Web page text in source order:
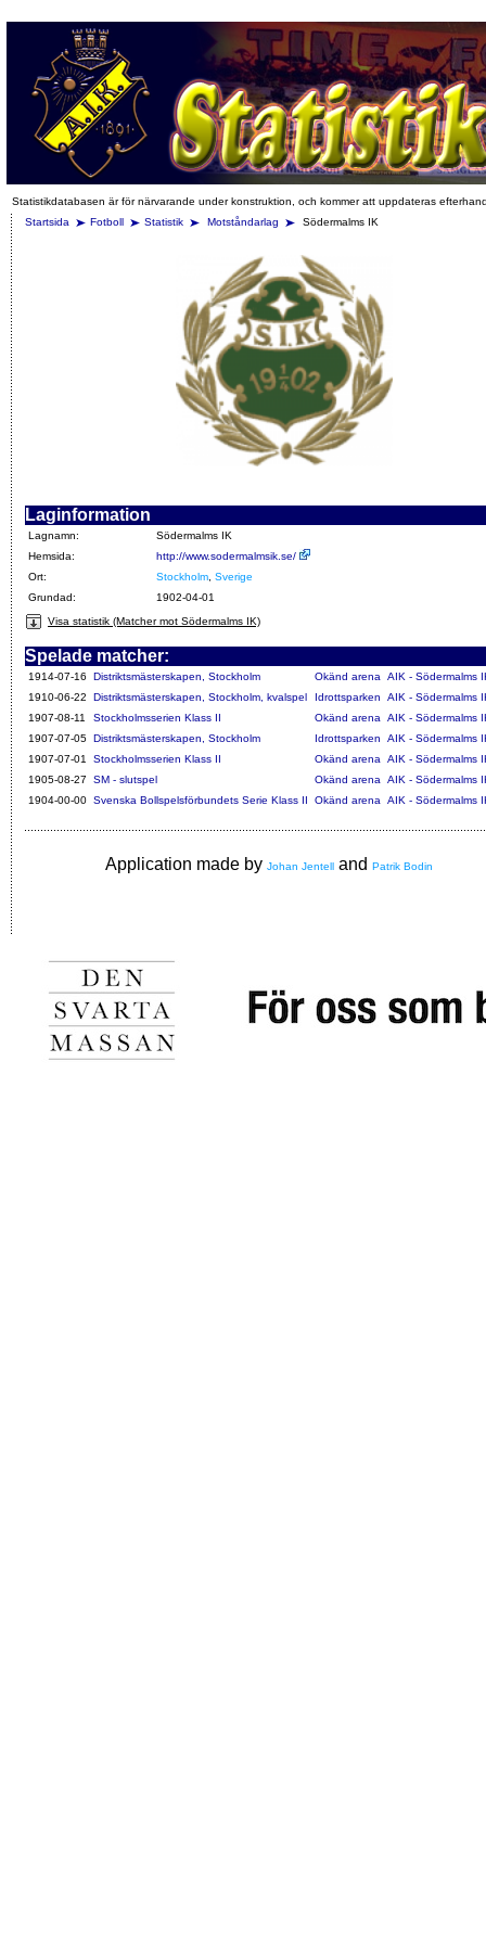
Statistikdatabasen är för närvarande under konstruktion, och kommer att uppdateras
Startsida
Fotboll Statistik Motståndarlag Södermalms IK
Laginformation
Lagnamn:
Södermalms IK
Hemsida:
http://www.sodermalmsik.se/
Ort:
Stockholm Sverige
Grundad:
1902-04-01
Visa statistik (Matcher mot Södermalms IK)
Spelade matcher:
1914-07-16 Distriktsmästerskapen, Stockholm Okänd arena
AIK - Södermalms
1910-06-22
Distriktsmästerskapen, Stockholm, kvalspel Idrottsparken
AIK - Södermalms
1907-08-11
Stockholmsserien Klass II Okänd arena
AIK - Södermalms
1907-07-05 Distriktsmästerskapen, Stockholm Idrottsparken
AIK - Södermalms
1907-07-01
Stockholmsserien Klass II Okänd arena
AIK - Södermalms
1905-08-27
SM - slutspel Okänd arena
AIK - Södermalms
1904-00-00 Svenska Bollspelsförbundets Serie Klass II Okänd arena AIK - Södermalms
Application made by Johan Jentell and Patrik Bodin